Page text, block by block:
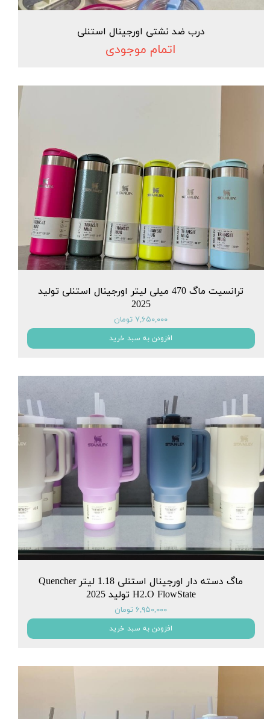
درب ضد نشتی اورجینال استنلی
اتمام موجودی
ترانسیت ماگ 470 میلی لیتر اورجینال استنلی تولید
2025
۷,۶۵۰,۰۰۰ تومان
افزودن به سبد خرید
ماگ دسته دار اورجینال استنلی 1.18 لیتر Quencher
H2.O FlowState تولید 2025
۶,۹۵۰,۰۰۰ تومان
افزودن به سبد خرید